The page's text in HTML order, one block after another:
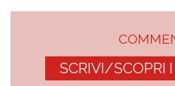
SCRIVI/SCOPRI